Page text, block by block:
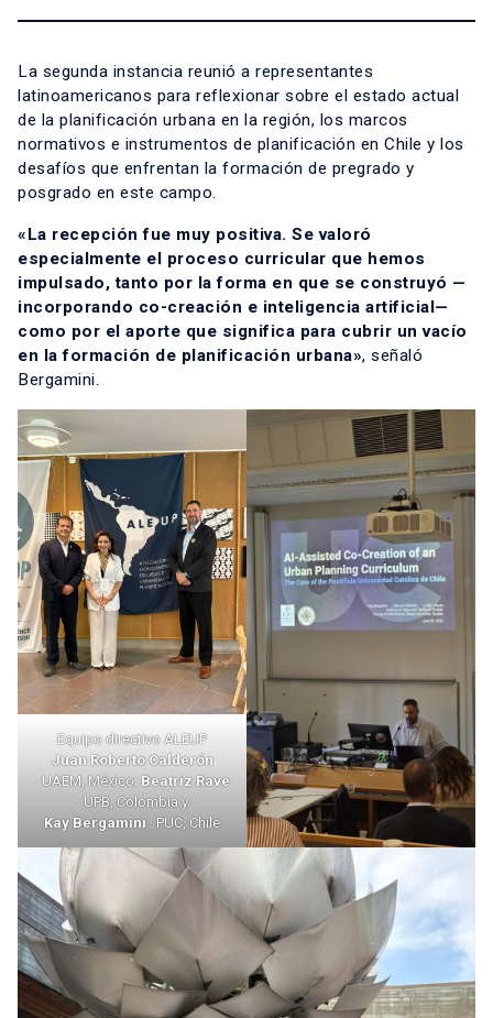
La segunda instancia reunió a representantes
latinoamericanos para reflexionar sobre el estado actual
de la planificación urbana en la región, los marcos
normativos e instrumentos de planificación en Chile y los
desafíos que enfrentan la formación de pregrado y
posgrado en este campo.
«La recepción fue muy positiva. Se valoró
especialmente el proceso curricular que hemos
impulsado, tanto por la forma en que se construyó —
incorporando co-creación e inteligencia artificial—
como por el aporte que significa para cubrir un vacío
en la formación de planificación urbana», señaló
Bergamini.
Equipo directivo ALEUP
Juan Roberto Calderón
· UAEM, México; Beatriz Rave
· UPB, Colombia y
Kay Bergamini · PUC, Chile